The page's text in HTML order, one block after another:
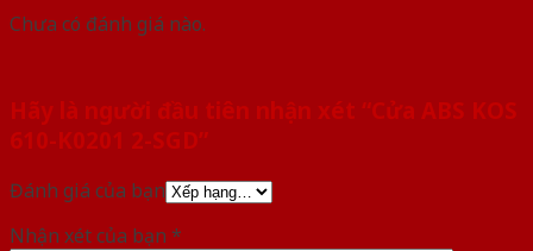
Chưa có đánh giá nào.
Hãy là người đầu tiên nhận xét “Cửa ABS KOS
610-K0201 2-SGD”
Đánh giá của bạn
Nhận xét của bạn *